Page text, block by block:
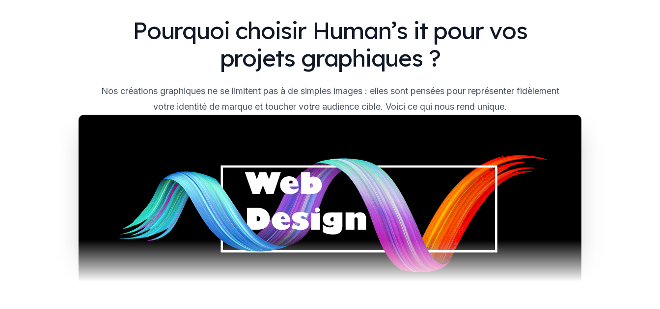
Pourquoi choisir Human’s it pour vos
projets graphiques ?
Nos créations graphiques ne se limitent pas à de simples images : elles sont pensées pour représenter fidèlement
votre identité de marque et toucher votre audience cible. Voici ce qui nous rend unique.